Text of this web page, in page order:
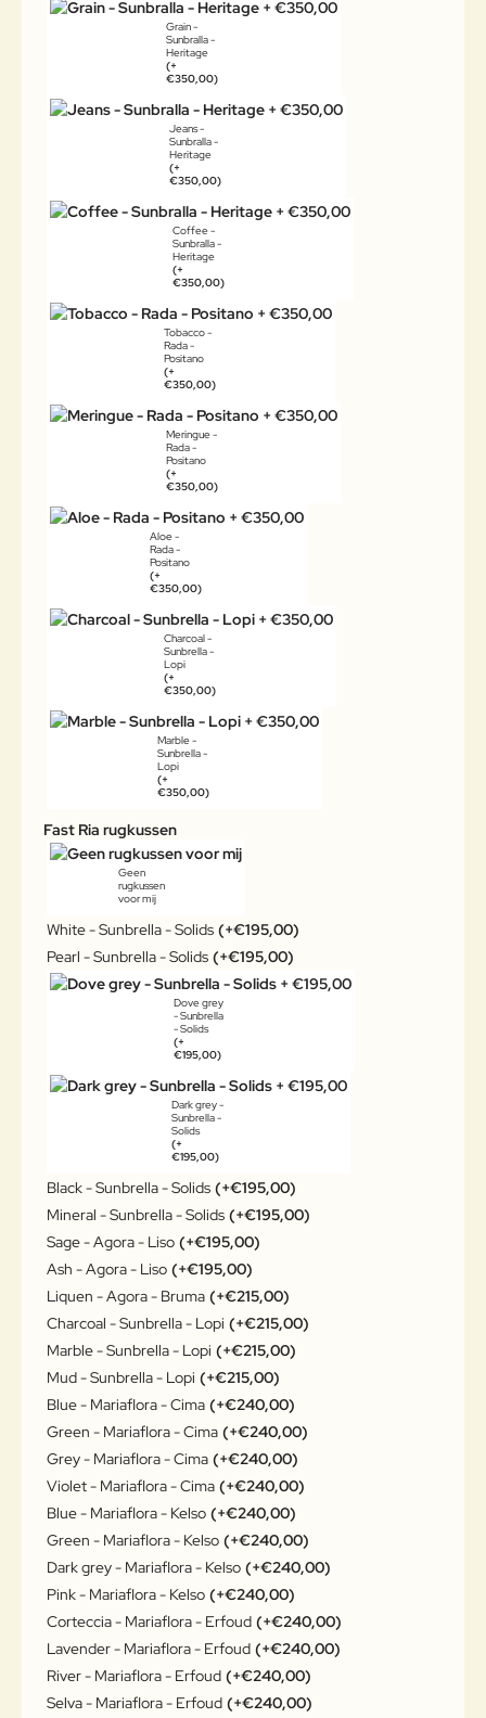
Grain -
Sunbralla -
Heritage
(+
€350,00)
Jeans -
Sunbralla -
Heritage
(+
€350,00)
Coffee -
Sunbralla -
Heritage
(+
€350,00)
Tobacco -
Rada -
Positano
(+
€350,00)
Meringue -
Rada -
Positano
(+
€350,00)
Aloe -
Rada -
Positano
(+
€350,00)
Charcoal -
Sunbrella -
Lopi
(+
€350,00)
Marble -
Sunbrella -
Lopi
(+
€350,00)
Fast Ria rugkussen
Geen
rugkussen
voor mij
White - Sunbrella - Solids (+€195,00)
Pearl - Sunbrella - Solids (+€195,00)
Dove grey
- Sunbrella
- Solids
(+
€195,00)
Dark grey -
Sunbrella -
Solids
(+
€195,00)
Black - Sunbrella - Solids (+€195,00)
Mineral - Sunbrella - Solids (+€195,00)
Sage - Agora - Liso (+€195,00)
Ash - Agora - Liso (+€195,00)
Liquen - Agora - Bruma (+€215,00)
Charcoal - Sunbrella - Lopi (+€215,00)
Marble - Sunbrella - Lopi (+€215,00)
Mud - Sunbrella - Lopi (+€215,00)
Blue - Mariaflora - Cima (+€240,00)
Green - Mariaflora - Cima (+€240,00)
Grey - Mariaflora - Cima (+€240,00)
Violet - Mariaflora - Cima (+€240,00)
Blue - Mariaflora - Kelso (+€240,00)
Green - Mariaflora - Kelso (+€240,00)
Dark grey - Mariaflora - Kelso (+€240,00)
Pink - Mariaflora - Kelso (+€240,00)
Corteccia - Mariaflora - Erfoud (+€240,00)
Lavender - Mariaflora - Erfoud (+€240,00)
River - Mariaflora - Erfoud (+€240,00)
Selva - Mariaflora - Erfoud (+€240,00)